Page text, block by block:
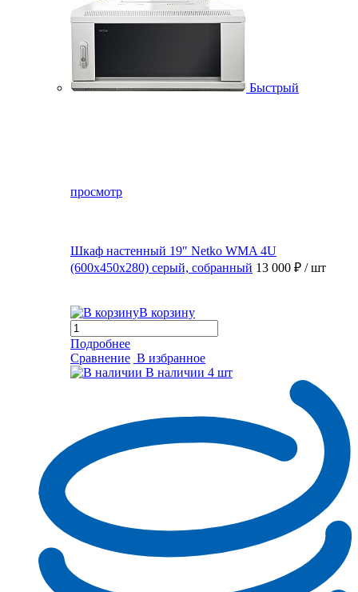
Быстрый
просмотр
Шкаф настенный 19″ Netko WMA 4U
(600x450x280) серый, собранный 13 000 ₽ / шт
В корзину
Подробнее
Сравнение В избранное
В наличии 4 шт